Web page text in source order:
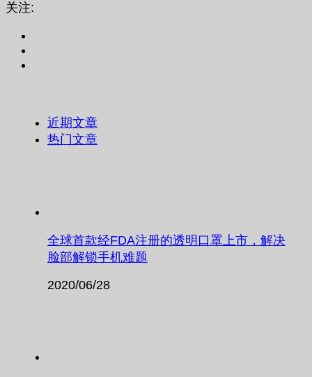
关注:
近期文章
热门文章
全球首款经FDA注册的透明口罩上市，解决
脸部解锁手机难题
2020/06/28